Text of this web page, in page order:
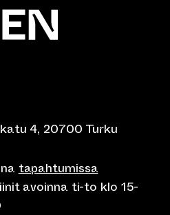
4, 20700 Turku
tapahtumissa
avoinna ti-to klo 15-